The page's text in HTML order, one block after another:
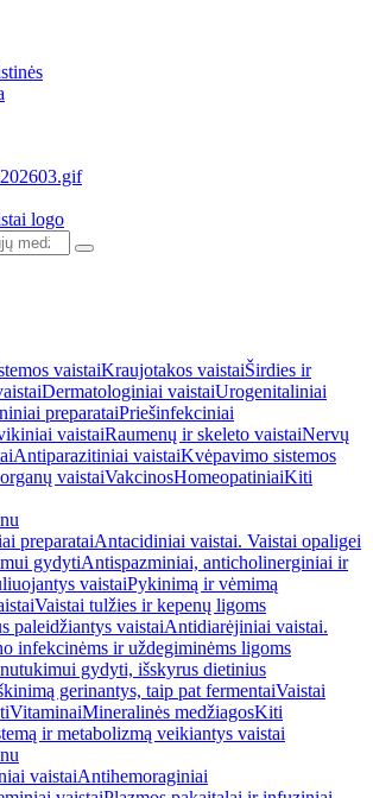
vaistaiKraujotakos vaistaiŠirdies ir
Dermatologiniai vaistaiUrogenitaliniai
preparataiPriešinfekciniai
vaistaiRaumenų ir skeleto vaistaiNervų
Antiparazitiniai vaistaiKvėpavimo sistemos
vaistaiVakcinosHomeopatiniaiKiti
preparataiAntacidiniai vaistai. Vaistai opaligei
gydytiAntispazminiai, anticholinerginiai ir
vaistaiPykinimą ir vėmimą
Vaistai tulžies ir kepenų ligoms
paleidžiantys vaistaiAntidiarėjiniai vaistai.
infekcinėms ir uždegiminėms ligoms
gydyti, išskyrus dietinius
gerinantys, taip pat fermentaiVaistai
VitaminaiMineralinės medžiagosKiti
ir metabolizmą veikiantys vaistai
vaistaiAntihemoraginiai